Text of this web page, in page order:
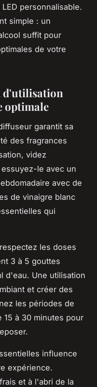
personnalisable.
simple : un
suffit pour
de votre
d'utilisation
optimale
garantit sa
des fragrances
videz
le avec un
avec de
de vinaigre blanc
qui
les doses
3 à 5 gouttes
d'eau. Une utilisation
et créer des
les périodes de
à 30 minutes pour
influence
expérience.
et à l'abri de la